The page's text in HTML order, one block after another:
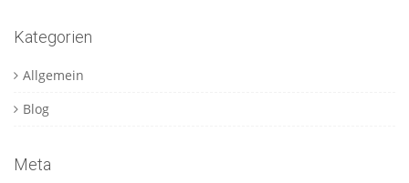
Kategorien
Allgemein
Blog
Meta